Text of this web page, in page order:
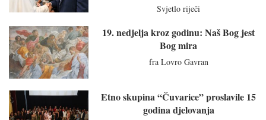
Svjetlo riječi
19. nedjelja kroz godinu: Naš Bog jest
Bog mira
fra Lovro Gavran
Etno skupina “Čuvarice” proslavile 15
godina djelovanja